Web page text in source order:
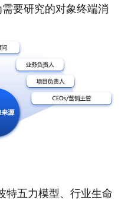
要研究的对象终端消
特五力模型、行业生命